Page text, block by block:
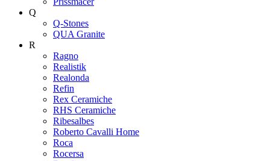
Q
Q-Stones
QUA Granite
R
Ragno
Realistik
Realonda
Refin
Rex Ceramiche
RHS Ceramiche
Ribesalbes
Roberto Cavalli Home
Roca
Rocersa